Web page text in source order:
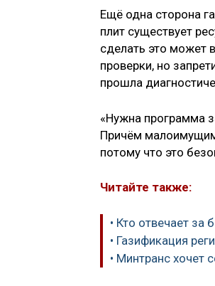
Ещё одна сторона
плит существует
сделать это может
проверки, но
прошла
«Нужна программа
Причём
потому что это
Читайте также:
• Кто отвечает за
• Газификация
• Минтранс хочет